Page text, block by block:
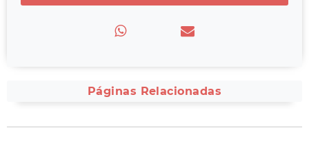
Páginas Relacionadas